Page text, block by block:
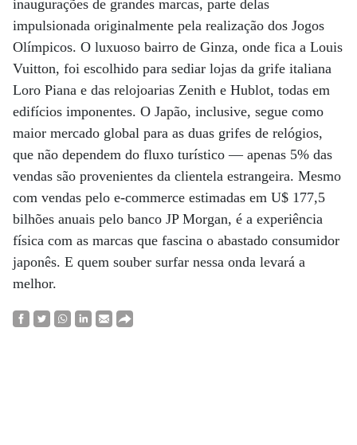
inaugurações de grandes marcas, parte delas
impulsionada originalmente pela realização dos Jogos
Olímpicos. O luxuoso bairro de Ginza, onde fica a Louis
Vuitton, foi escolhido para sediar lojas da grife italiana
Loro Piana e das relojoarias Zenith e Hublot, todas em
edifícios imponentes. O Japão, inclusive, segue como
maior mercado global para as duas grifes de relógios,
que não dependem do fluxo turístico — apenas 5% das
vendas são provenientes da clientela estrangeira. Mesmo
com vendas pelo e-commerce estimadas em U$ 177,5
bilhões anuais pelo banco JP Morgan, é a experiência
física com as marcas que fascina o abastado consumidor
japonês. E quem souber surfar nessa onda levará a
melhor.